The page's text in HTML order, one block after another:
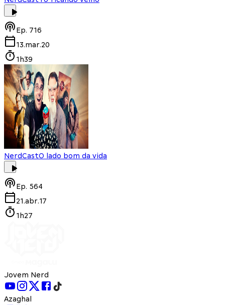
Ep. 716
13.mar.20
1h39
NerdCastO lado bom da vida
Ep. 564
21.abr.17
1h27
Jovem Nerd
Azaghal